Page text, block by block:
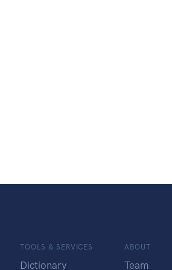
TOOLS & SERVICES
Dictionary
ABOUT
Team